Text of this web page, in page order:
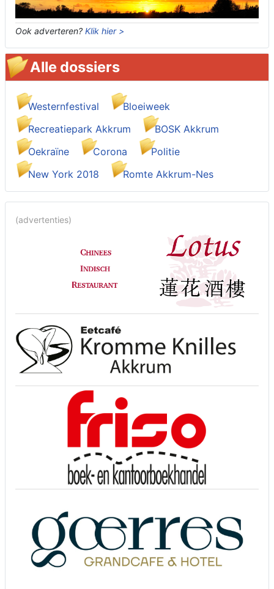
Ook adverteren? Klik hier >
Alle dossiers
Westernfestival
Bloeiweek
Recreatiepark Akkrum
BOSK Akkrum
Oekraïne
Corona
Politie
New York 2018
Romte Akkrum-Nes
(advertenties)